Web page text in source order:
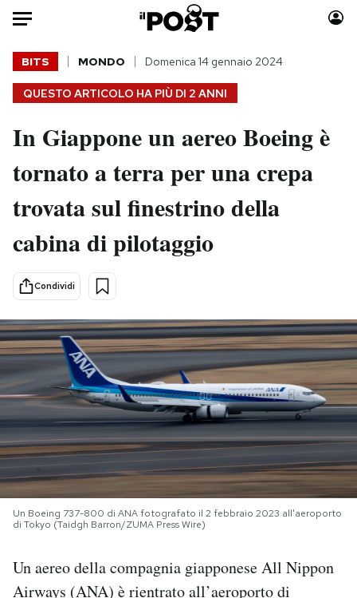
Auto
HOME
Italia
Politica
Tecnologia
Scienza
Cultura
Economia
Sport
Moda
Consumismi
Storie/Idee
Media
Mondiali calcio 2026
PODCAST
NEWSLETTER
I MIEI PREFERITI
QUESTO ARTICOLO HA PIÙ DI 2 ANNI
BITS MONDO Domenica 14 gennaio 2024
In Giappone un aereo Boeing è
tornato a terra per una crepa
trovata sul finestrino della
cabina di pilotaggio
Condividi
Un Boeing 737-800 di ANA fotografato il 2 febbraio 2023 all'aeroporto
di Tokyo (Taidgh Barron/ZUMA Press Wire)
Un aereo della compagnia giapponese All Nippon
Airways (ANA) è rientrato all’aeroporto di